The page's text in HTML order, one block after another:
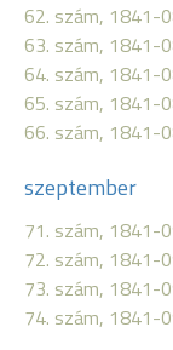
62. szám, 1841-
63. szám, 1841-
64. szám, 1841-
65. szám, 1841-
66. szám, 1841-
szeptember
71. szám, 1841-
72. szám, 1841-
73. szám, 1841-
74. szám, 1841-